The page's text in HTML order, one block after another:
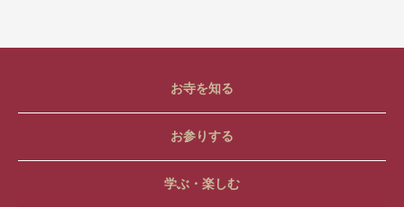
お寺を知る
お参りする
学ぶ・楽しむ